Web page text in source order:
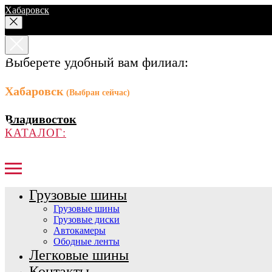
Хабаровск
Выберете удобный вам филиал:
Хабаровск (Выбран сейчас)
Владивосток
КАТАЛОГ:
Грузовые шины
Грузовые шины
Грузовые диски
Автокамеры
Ободные ленты
Легковые шины